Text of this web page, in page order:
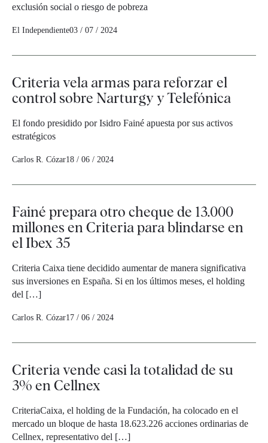
exclusión social o riesgo de pobreza
El Independiente03 / 07 / 2024
Criteria vela armas para reforzar el
control sobre Narturgy y Telefónica
El fondo presidido por Isidro Fainé apuesta por sus activos
estratégicos
Carlos R. Cózar18 / 06 / 2024
Fainé prepara otro cheque de 13.000
millones en Criteria para blindarse en
el Ibex 35
Criteria Caixa tiene decidido aumentar de manera significativa
sus inversiones en España. Si en los últimos meses, el holding
del […]
Carlos R. Cózar17 / 06 / 2024
Criteria vende casi la totalidad de su
3% en Cellnex
CriteriaCaixa, el holding de la Fundación, ha colocado en el
mercado un bloque de hasta 18.623.226 acciones ordinarias de
Cellnex, representativo del […]